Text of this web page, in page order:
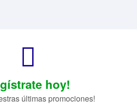
hoy!
últimas promociones!